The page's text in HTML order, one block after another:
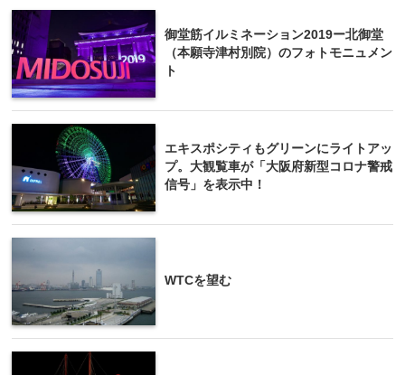
御堂筋イルミネーション2019ー北御堂
（本願寺津村別院）のフォトモニュメン
ト
エキスポシティもグリーンにライトアッ
プ。大観覧車が「大阪府新型コロナ警戒
信号」を表示中！
WTCを望む